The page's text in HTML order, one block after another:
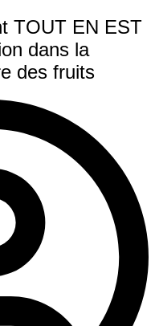
TOUT EN EST
dans la
des fruits